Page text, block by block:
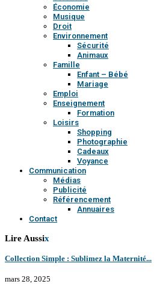
Économie
Musique
Droit
Environnement
Sécurité
Animaux
Famille
Enfant – Bébé
Mariage
Emploi
Enseignement
Formation
Loisirs
Shopping
Photographie
Cadeaux
Voyance
Communication
Médias
Publicité
Référencement
Annuaires
Contact
Lire Aussix
Collection Simple : Sublimez la Maternité...
mars 28, 2025